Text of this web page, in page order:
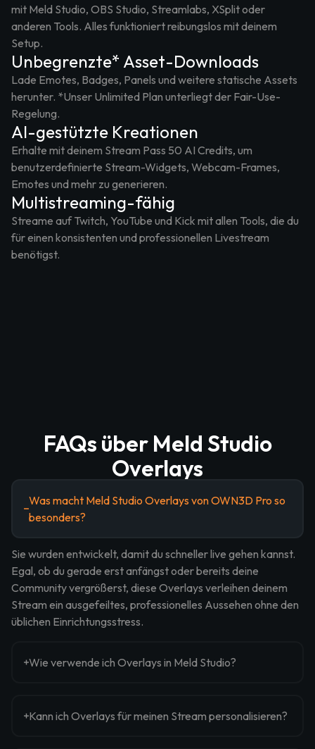
mit Meld Studio, OBS Studio, Streamlabs, XSplit oder
anderen Tools. Alles funktioniert reibungslos mit deinem
Setup.
Unbegrenzte* Asset-Downloads
Lade Emotes, Badges, Panels und weitere statische Assets
herunter. *Unser Unlimited Plan unterliegt der Fair-Use-
Regelung.
AI-gestützte Kreationen
Erhalte mit deinem Stream Pass 50 AI Credits, um
benutzerdefinierte Stream-Widgets, Webcam-Frames,
Emotes und mehr zu generieren.
Multistreaming-fähig
Streame auf Twitch, YouTube und Kick mit allen Tools, die du
für einen konsistenten und professionellen Livestream
benötigst.
FAQs über Meld Studio
Overlays
Was macht Meld Studio Overlays von OWN3D Pro so
besonders?
Sie wurden entwickelt, damit du schneller live gehen kannst.
Egal, ob du gerade erst anfängst oder bereits deine
Community vergrößerst, diese Overlays verleihen deinem
Stream ein ausgefeiltes, professionelles Aussehen ohne den
üblichen Einrichtungsstress.
Wie verwende ich Overlays in Meld Studio?
Kann ich Overlays für meinen Stream personalisieren?